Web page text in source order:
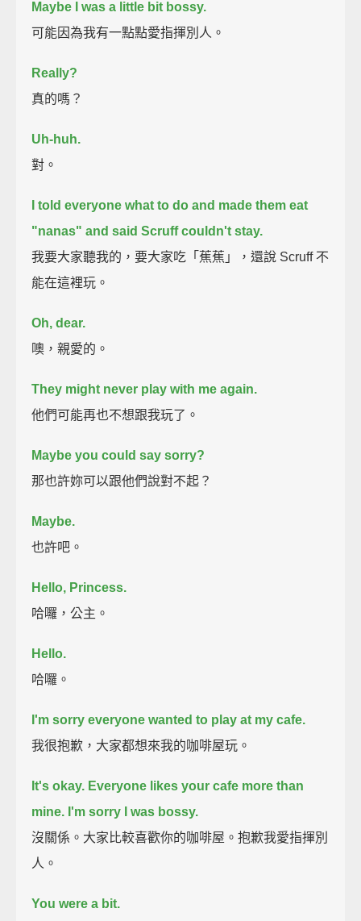
Maybe I was a little bit bossy.
可能因為我有一點點愛指揮別人。
Really?
真的嗎？
Uh-huh.
對。
I told everyone what to do and made them eat
"nanas" and said Scruff couldn't stay.
我要大家聽我的，要大家吃「蕉蕉」，還說 Scruff 不
能在這裡玩。
Oh, dear.
噢，親愛的。
They might never play with me again.
他們可能再也不想跟我玩了。
Maybe you could say sorry?
那也許妳可以跟他們說對不起？
Maybe.
也許吧。
Hello, Princess.
哈囉，公主。
Hello.
哈囉。
I'm sorry everyone wanted to play at my cafe.
我很抱歉，大家都想來我的咖啡屋玩。
It's okay. Everyone likes your cafe more than
mine. I'm sorry I was bossy.
沒關係。大家比較喜歡你的咖啡屋。抱歉我愛指揮別
人。
You were a bit.